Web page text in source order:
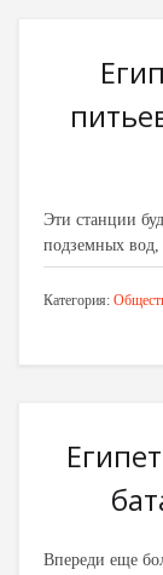
Эти станции
подземных вод,
Категория:
Впереди еще